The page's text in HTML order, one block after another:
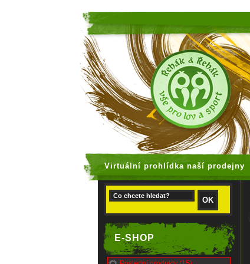
Virtuální prohlídka naší prodejny
E-SHOP